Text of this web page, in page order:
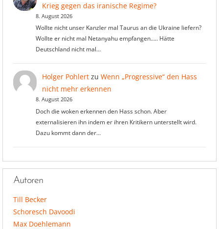
Krieg gegen das iranische Regime?
8. August 2026
Wollte nicht unser Kanzler mal Taurus an die Ukraine liefern?
Wollte er nicht mal Netanyahu empfangen..... Hätte
Deutschland nicht mal…
Holger Pohlertzu Wenn „Progressive“ den Hass
nicht mehr erkennen
8. August 2026
Doch die woken erkennen den Hass schon. Aber
externalisieren ihn indem er ihren Kritikern unterstellt wird.
Dazu kommt dann der…
Autoren
Till Becker
Schoresch Davoodi
Max Doehlemann